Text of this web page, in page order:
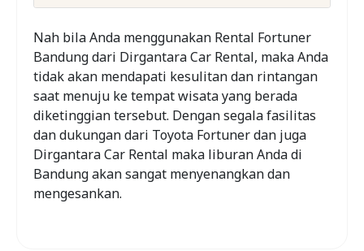
Nah bila Anda menggunakan Rental Fortuner
Bandung dari Dirgantara Car Rental, maka Anda
tidak akan mendapati kesulitan dan rintangan
saat menuju ke tempat wisata yang berada
diketinggian tersebut. Dengan segala fasilitas
dan dukungan dari Toyota Fortuner dan juga
Dirgantara Car Rental maka liburan Anda di
Bandung akan sangat menyenangkan dan
mengesankan.